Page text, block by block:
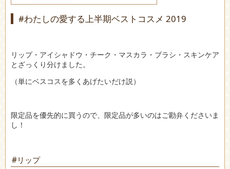
#わたしの愛する上半期ベストコスメ 2019
リップ・アイシャドウ・チーク・マスカラ・ブラシ・スキンケア
とざっくり分けました。
（単にベスコスを多くあげたいだけ説）
限定品を優先的に買うので、限定品が多いのはご勘弁くださいま
し！
#リップ